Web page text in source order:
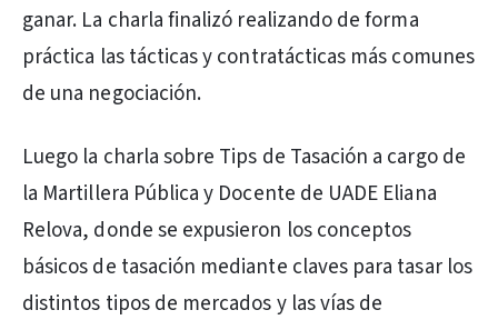
ganar. La charla finalizó realizando de forma
práctica las tácticas y contratácticas más comunes
de una negociación.
Luego la charla sobre Tips de Tasación a cargo de
la Martillera Pública y Docente de UADE Eliana
Relova, donde se expusieron los conceptos
básicos de tasación mediante claves para tasar los
distintos tipos de mercados y las vías de